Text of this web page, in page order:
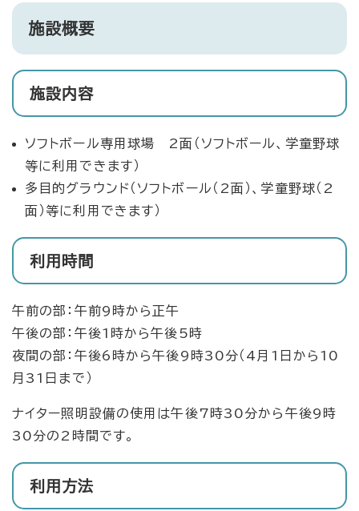
施設概要
施設内容
ソフトボール専用球場 2面（ソフトボール、学童野球
等に利用できます）
多目的グラウンド（ソフトボール（2面）、学童野球（2
面）等に利用できます）
利用時間
午前の部：午前9時から正午
午後の部：午後1時から午後5時
夜間の部：午後6時から午後9時30分（4月1日から10
月31日まで）
ナイター照明設備の使用は午後7時30分から午後9時
30分の2時間です。
利用方法